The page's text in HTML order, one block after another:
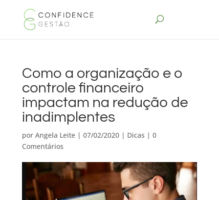
Como a organização e o
controle financeiro
impactam na redução de
inadimplentes
por Angela Leite| 07/02/2020| Dicas | 0
Comentários